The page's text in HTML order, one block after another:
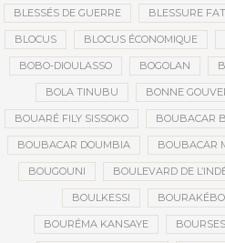
BLESSÉS DE GUERRE BLESSURE
BLOCUS BLOCUS ÉCONOMIQUE
BOBO-DIOULASSO BOGOLAN
BOLA TINUBU BONNE
BOUARÉ FILY SISSOKO BOUBACAR
BOUBACAR DOUMBIA BOUBACAR
BOUGOUNI BOULEVARD DE
BOULKESSI
BOURÉMA KANSAYE BOURSES